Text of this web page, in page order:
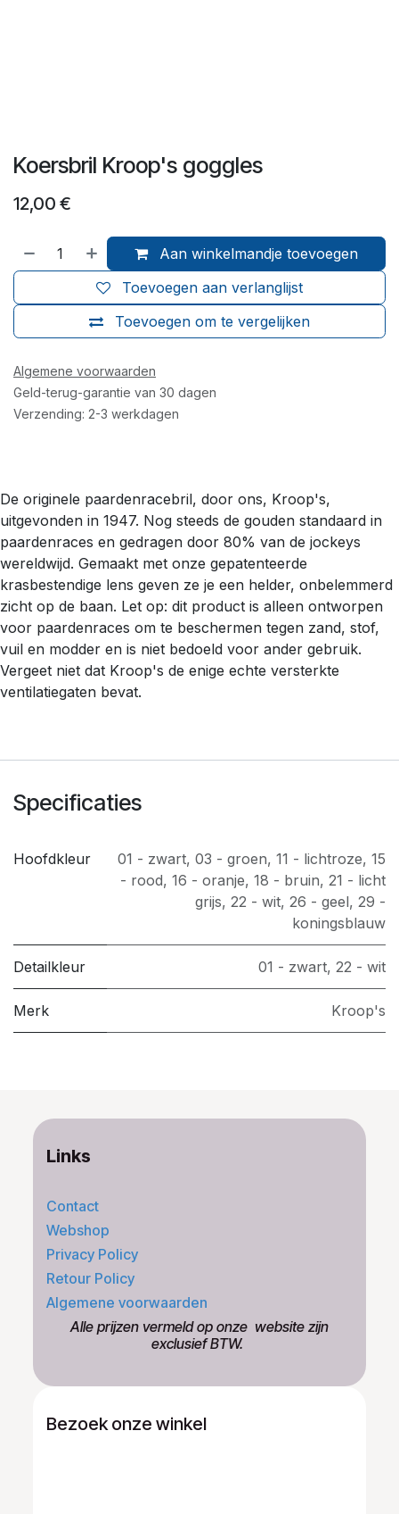
Koersbril Kroop's goggles
12,00 €
Aan winkelmandje toevoegen
Toevoegen om te vergelijken
Toevoegen aan verlanglijst
Algemene voorwaarden
Geld-terug-garantie van 30 dagen
Verzending: 2-3 werkdagen
De originele paardenracebril, door ons, Kroop's,
uitgevonden in 1947. Nog steeds de gouden standaard in
paardenraces en gedragen door 80% van de jockeys
wereldwijd. Gemaakt met onze gepatenteerde
krasbestendige lens geven ze je een helder, onbelemmerd
zicht op de baan. Let op: dit product is alleen ontworpen
voor paardenraces om te beschermen tegen zand, stof,
vuil en modder en is niet bedoeld voor ander gebruik.
Vergeet niet dat Kroop's de enige echte versterkte
ventilatiegaten bevat.
Specificaties
Hoofdkleur 01 - zwart, 03 - groen, 11 - lichtroze, 15
- rood, 16 - oranje, 18 - bruin, 21 - licht
grijs, 22 - wit, 26 - geel, 29 -
koningsblauw
Detailkleur 01 - zwart, 22 - wit
Merk Kroop's
Links
Contact
Webshop
Privacy Policy
Retour Policy
Algemene voorwaarden
​Alle prijzen vermeld op onze ​website zijn
exclusief BTW.
Bezoek onze winkel